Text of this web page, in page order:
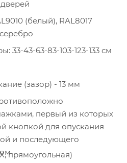
(белый), RAL8017
33-43-63-83-103-123-133 см
(зазор) - 13 мм
первый из которых
кнопкой для опускания
и последующего
прямоугольная)